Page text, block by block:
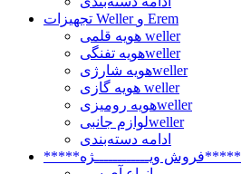
تجهیزات Weller و Erem
هویه قلمی weller
هویه تفنگیweller
هویه شارژیweller
هویه گازی weller
هویه رومیزیweller
لوازم جانبیweller
ادامه دسته‌بندی
*****فروش ویــــــــــــژه*****